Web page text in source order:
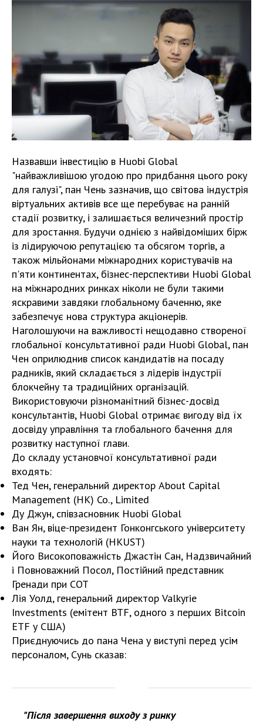
Назвавши інвестицію в Huobi Global
"найважливішою угодою про придбання цього року
для галузі", пан Чень зазначив, що світова індустрія
віртуальних активів все ще перебуває на ранній
стадії розвитку, і залишається величезний простір
для зростання. Будучи однією з найвідоміших бірж
із лідируючою репутацією та обсягом торгів, а
також мільйонами міжнародних користувачів на
п'яти континентах, бізнес-перспективи Huobi Global
на міжнародних ринках ніколи не були такими
яскравими завдяки глобальному баченню, яке
забезпечує нова структура акціонерів.
Наголошуючи на важливості нещодавно створеної
глобальної консультативної ради Huobi Global, пан
Чен оприлюднив список кандидатів на посаду
радників, який складається з лідерів індустрії
блокчейну та традиційних організацій.
Використовуючи різноманітний бізнес-досвід
консультантів, Huobi Global отримає вигоду від їх
досвіду управління та глобального бачення для
розвитку наступної глави.
До складу установчої консультативної ради
входять:
Тед Чен, генеральний директор About Capital
Management (HK) Co., Limited
Ду Джун, співзасновник Huobi Global
Ван Ян, віце-президент Гонконгського університету
науки та технологій (HKUST)
Його Високоповажність Джастін Сан, Надзвичайний
і Повноважний Посол, Постійний представник
Гренади при СОТ
Лія Уолд, генеральний директор Valkyrie
Investments (емітент BTF, одного з перших Bitcoin
ETF у США)
Приєднуючись до пана Чена у виступі перед усім
персоналом, Сунь сказав:
"Після завершення виходу з ринку